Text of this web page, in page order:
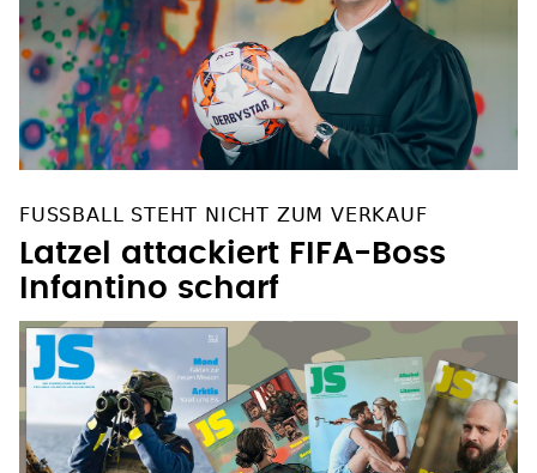
FUSSBALL STEHT NICHT ZUM VERKAUF
Latzel attackiert FIFA-Boss
Infantino scharf